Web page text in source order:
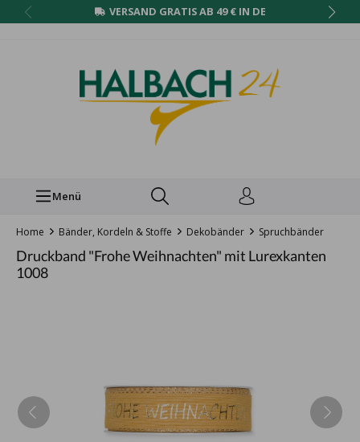
VERSAND GRATIS AB 49 € IN DE
Menü
Home Bänder, Kordeln & Stoffe Dekobänder Spruchbänder
Druckband "Frohe Weihnachten" mit Lurexkanten
1008